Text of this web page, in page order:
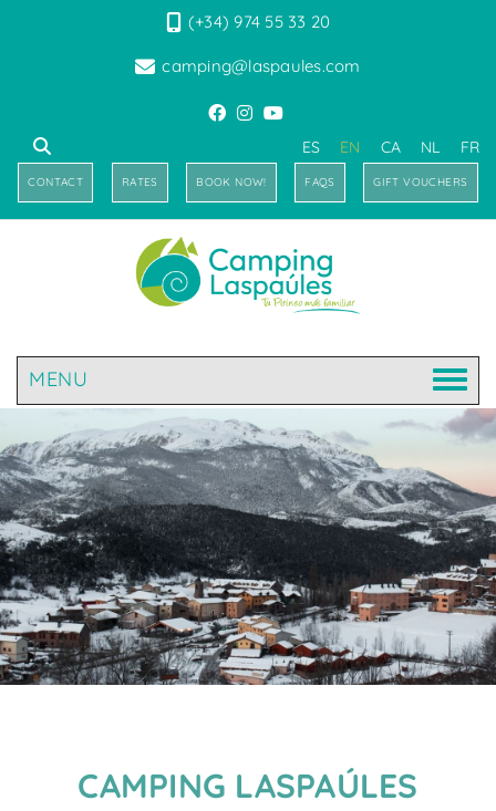
(+34) 974 55 33 20
camping@laspaules.com
ES EN CA NL FR
CONTACT RATES BOOK NOW! FAQS GIFT VOUCHERS
MENU
CAMPING LASPAÚLES